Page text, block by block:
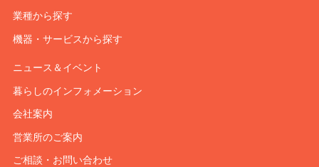
業種から探す
機器・サービスから探す
ニュース＆イベント
暮らしのインフォメーション
会社案内
営業所のご案内
ご相談・お問い合わせ